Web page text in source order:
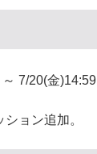
7/20(金)14:59
ョン追加。